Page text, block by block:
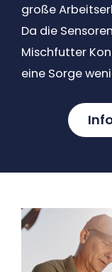
große
Da die
Mischfutter
eine Sorge